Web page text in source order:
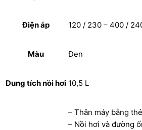
Điện áp 120 / 230 – 400 /
Màu Đen
Dung tích nồi hơi 10,5 L
– Thân máy bằng
– Nồi hơi và đường